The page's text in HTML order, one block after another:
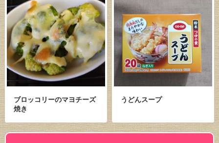
ブロッコリーのマヨチーズ
焼き
うどんスープ